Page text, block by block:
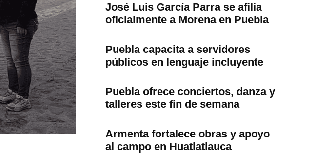
José Luis García Parra se afilia
oficialmente a Morena en Puebla
Puebla capacita a servidores
públicos en lenguaje incluyente
Puebla ofrece conciertos, danza y
talleres este fin de semana
Armenta fortalece obras y apoyo
al campo en Huatlatlauca